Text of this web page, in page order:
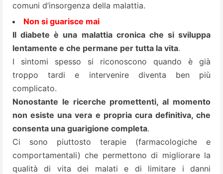
comuni d’insorgenza della malattia.
Non si guarisce mai
Il diabete è una malattia cronica che si sviluppa
lentamente e che permane per tutta la vita.
I sintomi spesso si riconoscono quando è già
troppo tardi e intervenire diventa ben più
complicato.
Nonostante le ricerche promettenti, al momento
non esiste una vera e propria cura definitiva, che
consenta una guarigione completa.
Ci sono piuttosto terapie (farmacologiche e
comportamentali) che permettono di migliorare la
qualità di vita dei malati e di limitare i danni